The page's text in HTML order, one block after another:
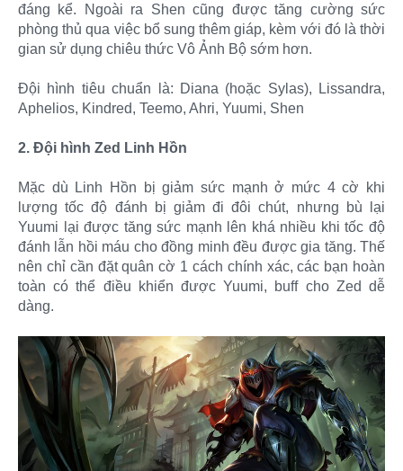
đáng kể. Ngoài ra Shen cũng được tăng cường sức
phòng thủ qua việc bổ sung thêm giáp, kèm với đó là thời
gian sử dụng chiêu thức Vô Ảnh Bộ sớm hơn.
Đội hình tiêu chuẩn là: Diana (hoặc Sylas), Lissandra,
Aphelios, Kindred, Teemo, Ahri, Yuumi, Shen
2. Đội hình Zed Linh Hồn
Mặc dù Linh Hồn bị giảm sức mạnh ở mức 4 cờ khi
lượng tốc độ đánh bị giảm đi đôi chút, nhưng bù lại
Yuumi lại được tăng sức mạnh lên khá nhiều khi tốc độ
đánh lẫn hồi máu cho đồng minh đều được gia tăng. Thế
nên chỉ cần đặt quân cờ 1 cách chính xác, các bạn hoàn
toàn có thể điều khiển được Yuumi, buff cho Zed dễ
dàng.